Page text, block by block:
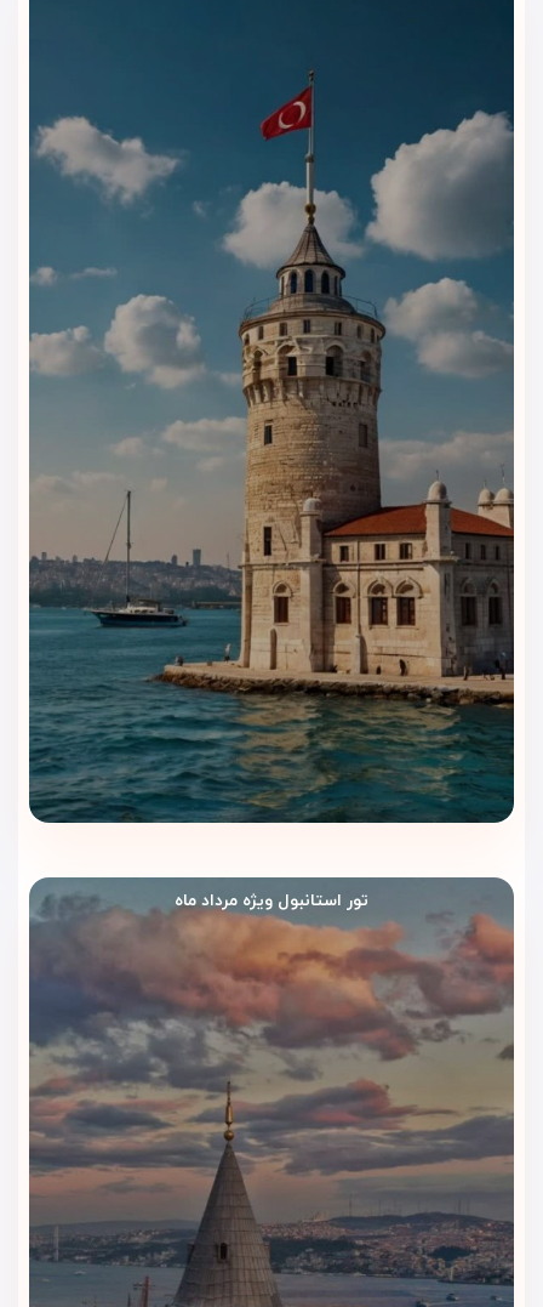
امکانات رفاهی و خدمات هتل
ریچموند استانبول | اقامتی راحت در
قلب استقلال
هتل ریچموند استانبول برای مسافرانی مناسب است که می‌خواهند
در مرکز شهر اقامت کنند و هم‌زمان به امکانات کاربردی هتل
دسترسی داشته باشند. این هتل فضای شهری، مرتب و حرفه‌ای
دارد و برای سفرهای تفریحی، کاری، خرید و اقامت‌های چندروزه
انتخابی مناسب محسوب می‌شود.
اینترنت برای مدیریت راحت سفر
دسترسی به اینترنت در هتل به مهمانان کمک می‌کند مسیرها،
برنامه روزانه، رزروها، تماس‌ها و کارهای ضروری سفر را راحت‌تر
مدیریت کنند. این امکان برای مسافرانی که در استانبول خرید، کار یا
گشت شهری دارند، کاربرد زیادی دارد.
پذیرش و راهنمایی مهمانان
پذیرش هتل روند ورود و خروج مسافران را ساده‌تر می‌کند. مهمانان
می‌توانند برای هماهنگی اقامت، دریافت اطلاعات ضروری و
راهنمایی درباره مسیرهای اطراف خیابان استقلال از این بخش کمک
بگیرند.
خدمات نظافت باعث می‌شود اتاق‌ها در طول اقامت مرتب‌تر و
دلپذیرتر بمانند. این ویژگی برای مسافرانی که چند شب در استانبول
اقامت دارند، اهمیت بیشتری پیدا می‌کند.
نگهداری چمدان
اگر زودتر از زمان تحویل اتاق به هتل برسید یا بعد از تخلیه اتاق
هنوز برای خرید و گشت شهری زمان داشته باشید، نگهداری چمدان
اقامت شما را راحت‌تر می‌کند. با این امکان می‌توانید بدون نگرانی از
وسایل، در خیابان استقلال قدم بزنید.
آسانسور و دسترسی راحت‌تر
وجود آسانسور رفت‌وآمد میان طبقات را برای مهمانان آسان‌تر
می‌کند. این امکان برای خانواده‌ها، سالمندان و مسافرانی که چمدان
تور استانبول ویژه مرداد ماه